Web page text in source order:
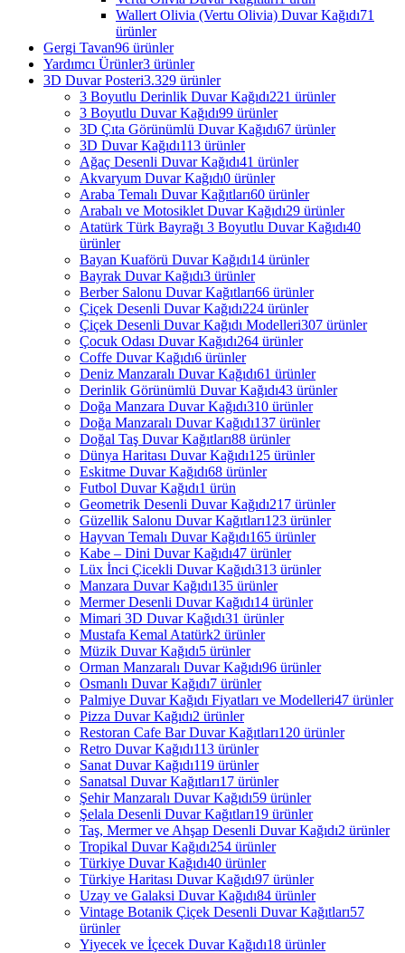
Wallert Olivia (Vertu Olivia) Duvar Kağıdı71
ürünler
Gergi Tavan96 ürünler
Yardımcı Ürünler3 ürünler
3D Duvar Posteri3.329 ürünler
3 Boyutlu Derinlik Duvar Kağıdı221 ürünler
3 Boyutlu Duvar Kağıdı99 ürünler
3D Çıta Görünümlü Duvar Kağıdı67 ürünler
3D Duvar Kağıdı113 ürünler
Ağaç Desenli Duvar Kağıdı41 ürünler
Akvaryum Duvar Kağıdı0 ürünler
Araba Temalı Duvar Kağıtları60 ürünler
Arabalı ve Motosiklet Duvar Kağıdı29 ürünler
Atatürk Türk Bayrağı 3 Boyutlu Duvar Kağıdı40
ürünler
Bayan Kuaförü Duvar Kağıdı14 ürünler
Bayrak Duvar Kağıdı3 ürünler
Berber Salonu Duvar Kağıtları66 ürünler
Çiçek Desenli Duvar Kağıdı224 ürünler
Çiçek Desenli Duvar Kağıdı Modelleri307 ürünler
Çocuk Odası Duvar Kağıdı264 ürünler
Coffe Duvar Kağıdı6 ürünler
Deniz Manzaralı Duvar Kağıdı61 ürünler
Derinlik Görünümlü Duvar Kağıdı43 ürünler
Doğa Manzara Duvar Kağıdı310 ürünler
Doğa Manzaralı Duvar Kağıdı137 ürünler
Doğal Taş Duvar Kağıtları88 ürünler
Dünya Haritası Duvar Kağıdı125 ürünler
Eskitme Duvar Kağıdı68 ürünler
Futbol Duvar Kağıdı1 ürün
Geometrik Desenli Duvar Kağıdı217 ürünler
Güzellik Salonu Duvar Kağıtları123 ürünler
Hayvan Temalı Duvar Kağıdı165 ürünler
Kabe – Dini Duvar Kağıdı47 ürünler
Lüx İnci Çicekli Duvar Kağıdı313 ürünler
Manzara Duvar Kağıdı135 ürünler
Mermer Desenli Duvar Kağıdı14 ürünler
Mimari 3D Duvar Kağıdı31 ürünler
Mustafa Kemal Atatürk2 ürünler
Müzik Duvar Kağıdı5 ürünler
Orman Manzaralı Duvar Kağıdı96 ürünler
Osmanlı Duvar Kağıdı7 ürünler
Palmiye Duvar Kağıdı Fiyatları ve Modelleri47 ürünler
Pizza Duvar Kağıdı2 ürünler
Restoran Cafe Bar Duvar Kağıtları120 ürünler
Retro Duvar Kağıdı113 ürünler
Sanat Duvar Kağıdı119 ürünler
Sanatsal Duvar Kağıtları17 ürünler
Şehir Manzaralı Duvar Kağıdı59 ürünler
Şelala Desenli Duvar Kağıtları19 ürünler
Taş, Mermer ve Ahşap Desenli Duvar Kağıdı2 ürünler
Tropikal Duvar Kağıdı254 ürünler
Türkiye Duvar Kağıdı40 ürünler
Türkiye Haritası Duvar Kağıdı97 ürünler
Uzay ve Galaksi Duvar Kağıdı84 ürünler
Vintage Botanik Çiçek Desenli Duvar Kağıtları57
ürünler
Yiyecek ve İçecek Duvar Kağıdı18 ürünler